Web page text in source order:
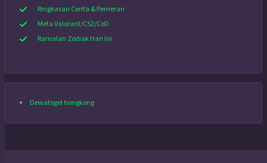
Ringkasan Cerita & Pemeran
Meta Valorant/CS2/CoD
Ramalan Zodiak Hari Ini
Dewatogel hongkong